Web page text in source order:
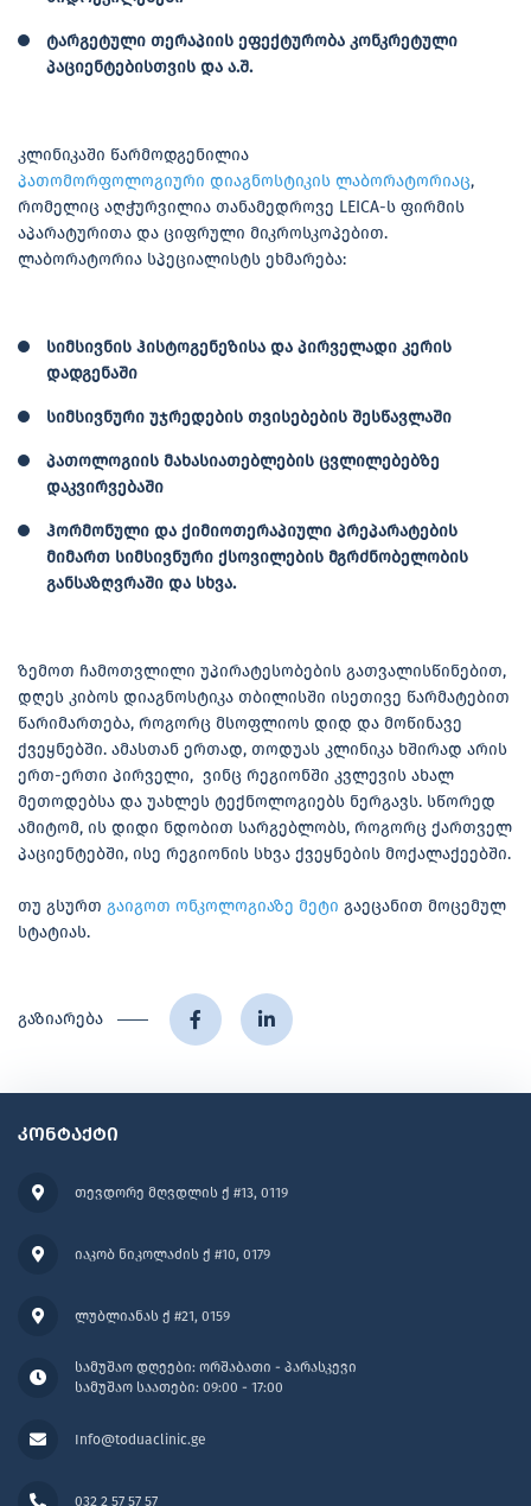
ტარგეტული თერაპიის ეფექტურობა კონკრეტული
პაციენტებისთვის და ა.შ.
კლინიკაში წარმოდგენილია
პათომორფოლოგიური დიაგნოსტიკის ლაბორატორიაც,
რომელიც აღჭურვილია თანამედროვე LEICA-ს ფირმის
აპარატურითა და ციფრული მიკროსკოპებით.
ლაბორატორია სპეციალისტს ეხმარება:
სიმსივნის ჰისტოგენეზისა და პირველადი კერის
დადგენაში
სიმსივნური უჯრედების თვისებების შესწავლაში
პათოლოგიის მახასიათებლების ცვლილებებზე
დაკვირვებაში
ჰორმონული და ქიმიოთერაპიული პრეპარატების
მიმართ სიმსივნური ქსოვილების მგრძნობელობის
განსაზღვრაში და სხვა.
ზემოთ ჩამოთვლილი უპირატესობების გათვალისწინებით,
დღეს კიბოს დიაგნოსტიკა თბილისში ისეთივე წარმატებით
წარიმართება, როგორც მსოფლიოს დიდ და მოწინავე
ქვეყნებში. ამასთან ერთად, თოდუას კლინიკა ხშირად არის
ერთ-ერთი პირველი, ვინც რეგიონში კვლევის ახალ
მეთოდებსა და უახლეს ტექნოლოგიებს ნერგავს. სწორედ
ამიტომ, ის დიდი ნდობით სარგებლობს, როგორც ქართველ
პაციენტებში, ისე რეგიონის სხვა ქვეყნების მოქალაქეებში.
თუ გსურთ გაიგოთ ონკოლოგიაზე მეტი გაეცანით მოცემულ
სტატიას.
გაზიარება
კონტაქტი
თევდორე მღვდლის ქ #13, 0119
სამუშაო დღეები: ორშაბათი - პარასკევი
სამუშაო საათები: 09:00 - 17:00
იაკობ ნიკოლაძის ქ #10, 0179
Info@toduaclinic.ge
ლუბლიანას ქ #21, 0159
032 2 57 57 57